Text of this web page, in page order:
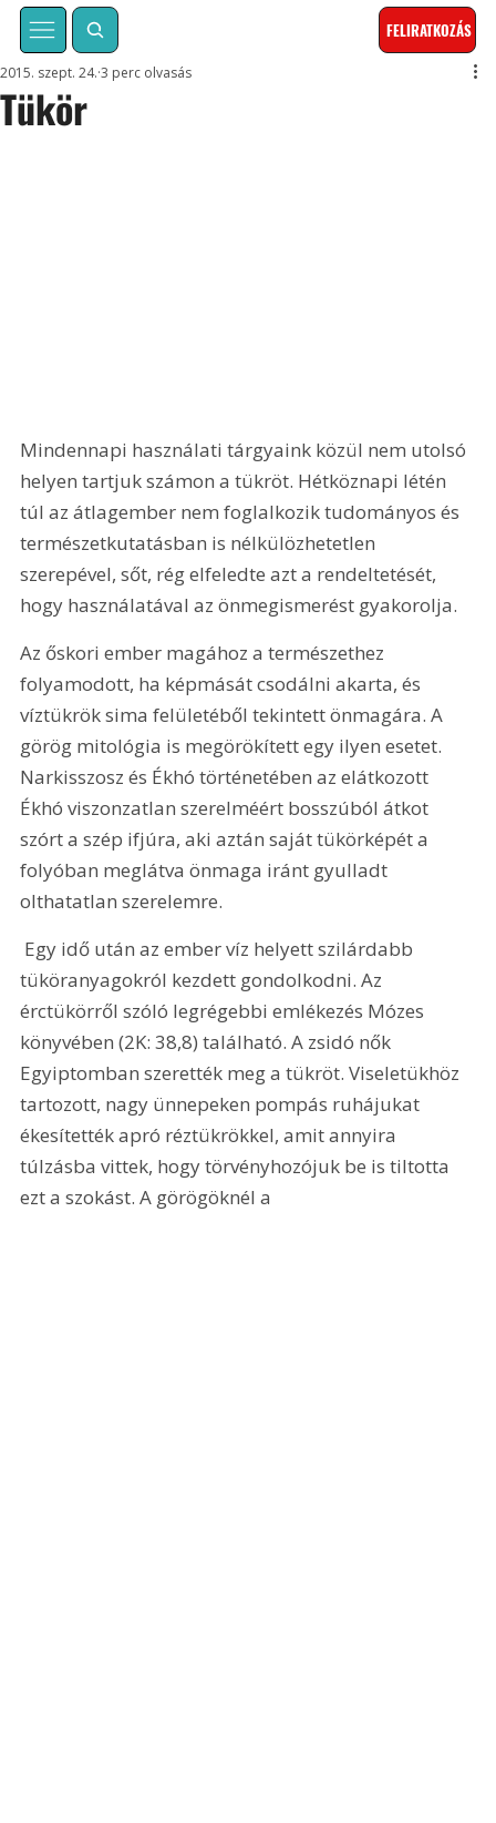
FELIRATKOZÁS
Tükör
2015. szept. 24. 3 perc olvasás
Mindennapi használati tárgyaink közül nem utolsó
helyen tartjuk számon a tükröt. Hétköznapi létén
túl az átlagember nem foglalkozik tudományos és
természetkutatásban is nélkülözhetetlen
szerepével, sőt, rég elfeledte azt a rendeltetését,
hogy használatával az önmegismerést gyakorolja.
Az őskori ember magához a természethez
folyamodott, ha képmását csodálni akarta, és
víztükrök sima felületéből tekintett önmagára. A
görög mitológia is megörökített egy ilyen esetet.
Narkisszosz és Ékhó történetében az elátkozott
Ékhó viszonzatlan szerelméért bosszúból átkot
szórt a szép ifjúra, aki aztán saját tükörképét a
folyóban meglátva önmaga iránt gyulladt
olthatatlan szerelemre.
tüköranyagokról kezdett gondolkodni. Az
érctükörről szóló legrégebbi emlékezés Mózes
könyvében (2K: 38,8) található. A zsidó nők
Egyiptomban szerették meg a tükröt. Viseletükhöz
tartozott, nagy ünnepeken pompás ruhájukat
ékesítették apró réztükrökkel, amit annyira
túlzásba vittek, hogy törvényhozójuk be is tiltotta
ezt a szokást. A görögöknél a